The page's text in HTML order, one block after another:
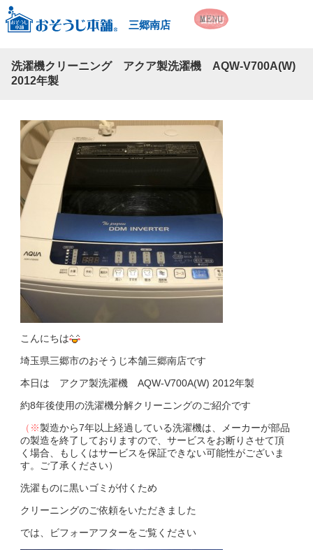
三郷南店
洗濯機クリーニング アクア製洗濯機 AQW-V700A(W)
2012年製
こんにちは
埼玉県三郷市のおそうじ本舗三郷南店です
本日は アクア製洗濯機 AQW-V700A(W) 2012年製
約8年後使用の洗濯機分解クリーニングのご紹介です
（※製造から7年以上経過している洗濯機は、メーカーが部品
の製造を終了しておりますので、サービスをお断りさせて頂
く場合、もしくはサービスを保証できない可能性がございま
す。ご了承ください）
洗濯ものに黒いゴミが付くため
クリーニングのご依頼をいただきました
では、ビフォーアフターをご覧ください